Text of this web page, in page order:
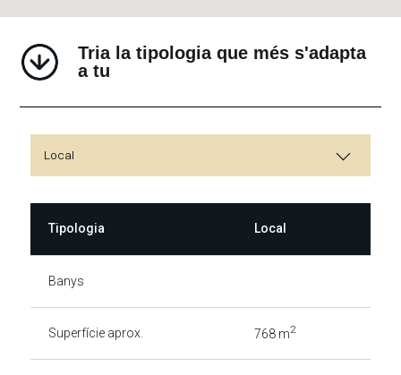
Tria la tipologia que més s'adapta
a tu
Tipologia Local
Banys
Superfície aprox. 768 m2